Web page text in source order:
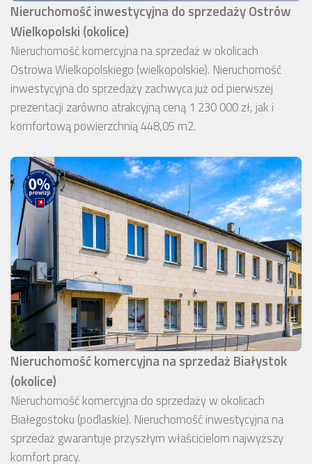
Nieruchomość inwestycyjna do sprzedaży Ostrów
Wielkopolski (okolice)
Nieruchomość komercyjna na sprzedaż w okolicach
Ostrowa Wielkopolskiego (wielkopolskie). Nieruchomość
inwestycyjna do sprzedaży zachwyca już od pierwszej
prezentacji zarówno atrakcyjną ceną 1 230 000 zł, jak i
komfortową powierzchnią 448,05 m2.
Nieruchomość komercyjna na sprzedaż Białystok
(okolice)
Nieruchomość komercyjna do sprzedaży w okolicach
Białegostoku (podlaskie). Nieruchomość inwestycyjna na
sprzedaż gwarantuje przyszłym właścicielom najwyższy
komfort pracy.